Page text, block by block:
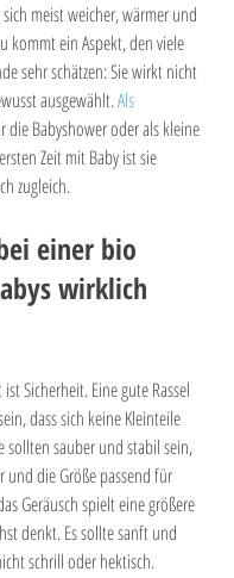
meist weicher, wärmer und
kommt ein Aspekt, den viele
sehr schätzen: Sie wirkt nicht
ausgewählt. Als
die Babyshower oder als kleine
Zeit mit Baby ist sie
zugleich.
einer bio
wirklich
Sicherheit. Eine gute Rassel
dass sich keine Kleinteile
sollten sauber und stabil sein,
und die Größe passend für
Geräusch spielt eine größere
denkt. Es sollte sanft und
schrill oder hektisch.